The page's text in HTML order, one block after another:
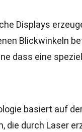
Displays
Blickwinkeln
dass eine
basiert auf
die durch Laser